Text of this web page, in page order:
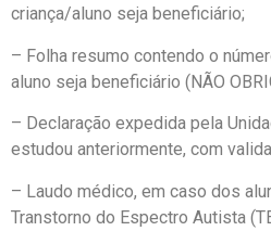
criança/aluno seja beneficiário;
– Folha resumo contendo o
aluno seja beneficiário (NÃO
– Declaração expedida pela
estudou anteriormente, com
– Laudo médico, em caso dos
Transtorno do Espectro Autista